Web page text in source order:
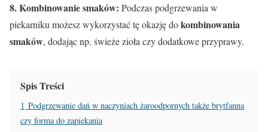
8. Kombinowanie smaków: Podczas podgrzewania w
piekarniku możesz wykorzystać tę okazję dokombinowania
smaków, dodając np. świeże zioła czy dodatkowe przyprawy.
Spis Treści
1 Podgrzewanie dań w naczyniach żaroodpornych także brytfanna
czy forma do zapiekania